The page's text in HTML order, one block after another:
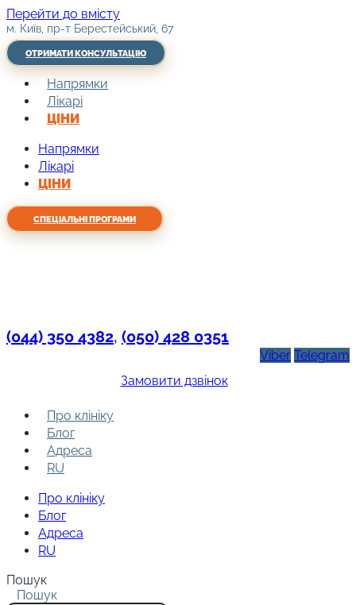
Перейти до вмісту
м. Київ, пр-т Берестейський, 67
ОТРИМАТИ КОНСУЛЬТАЦІЮ
Напрямки
Лікарі
ЦІНИ
Напрямки
Лікарі
ЦІНИ
СПЕЦІАЛЬНІ ПРОГРАМИ
(044) 350 4382, (050) 428 0351
Viber Telegram
Замовити дзвінок
Про клініку
Блог
Адреса
RU
Про клініку
Блог
Адреса
RU
Пошук
Пошук